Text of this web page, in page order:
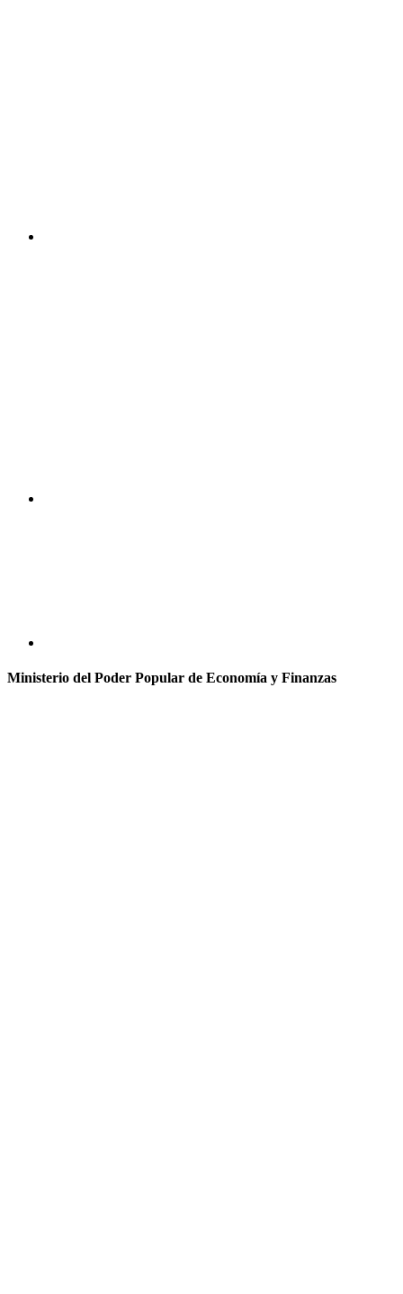
Ministerio del Poder Popular de Economía y Finanzas